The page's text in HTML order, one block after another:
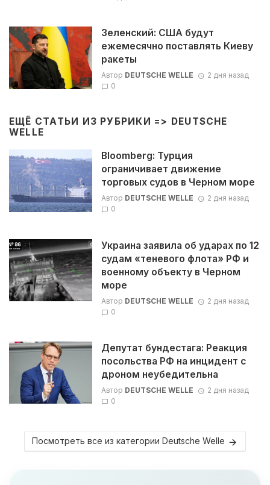
Зеленский: США будут
ежемесячно поставлять Киеву
ракеты
Автор DEUTSCHE WELLE
2 дня назад
0
ЕЩЁ СТАТЬИ ИЗ РУБРИКИ => DEUTSCHE
WELLE
Bloomberg: Турция
ограничивает движение
торговых судов в Черном море
Автор DEUTSCHE WELLE
2 дня назад
0
Украина заявила об ударах по 12
судам «теневого флота» РФ и
военному объекту в Черном
море
Автор DEUTSCHE WELLE
2 дня назад
0
Депутат бундестага: Реакция
посольства РФ на инцидент с
дроном неубедительна
Автор DEUTSCHE WELLE
2 дня назад
0
Посмотреть все из категории Deutsche Welle